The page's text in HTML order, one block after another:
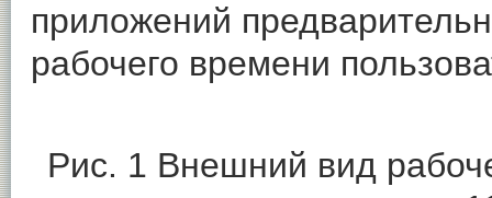
приложений
рабочего времени
Рис. 1 Внешний вид